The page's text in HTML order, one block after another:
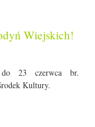
Wiejskich!
do 23 czerwca br.
Kultury.